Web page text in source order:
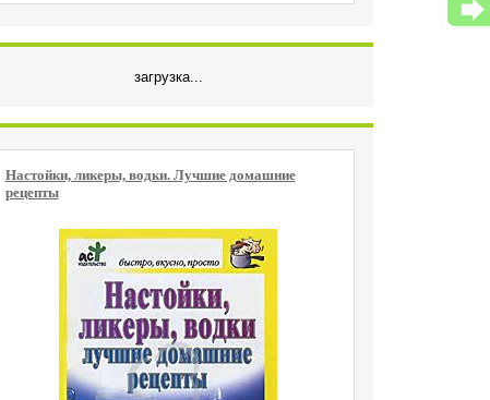
загрузка...
Настойки, ликеры, водки. Лучшие домашние
рецепты